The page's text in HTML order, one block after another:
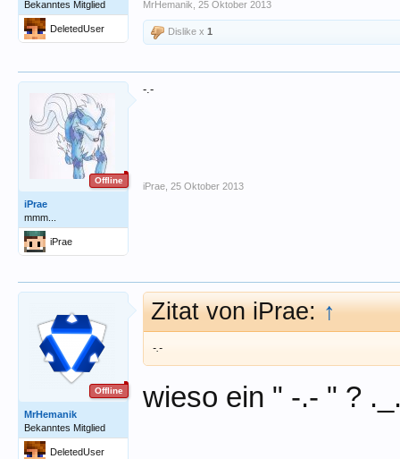
Bekanntes Mitglied
DeletedUser
MrHemanik 25 Oktober 2013
Dislike x 1
Offline
iPrae
mmm...
iPrae
-.-
iPrae 25 Oktober 2013
Offline
MrHemanik
Bekanntes Mitglied
DeletedUser
Zitat von iPrae:↑
-.-
wieso ein " -.- " ?